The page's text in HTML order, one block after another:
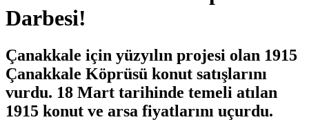
Darbesi!
Çanakkale için yüzyılın projesi olan 1915
Çanakkale Köprüsü konut satışlarını
vurdu. 18 Mart tarihinde temeli atılan
1915 konut ve arsa fiyatlarını uçurdu.